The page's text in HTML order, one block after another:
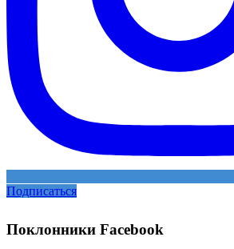
Подписаться
Поклонники Facebook